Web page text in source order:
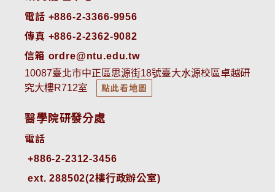
電話 +886-2-3366-9956
傳真 +886-2-2362-9082
信箱 ordre@ntu.edu.tw
10087臺北市中正區思源街18號臺大水源校區卓越研
究大樓R712室
點此看地圖
醫學院研發分處
電話
ext. 288502(2樓行政辦公室)